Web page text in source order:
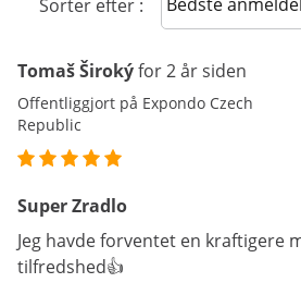
Sorter efter :
Tomaš Širokýfor 2 år siden
Offentliggjort på Expondo Czech
Republic
Super Zradlo
Jeg havde forventet en kraftigere
tilfredshed👍